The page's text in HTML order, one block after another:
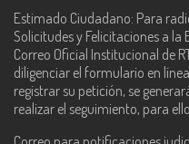
Estimado Ciudadano: Para
Solicitudes y Felicitaciones a
Correo Oficial Institucional de
diligenciar el formulario en
registrar su petición, se
realizar el seguimiento, para